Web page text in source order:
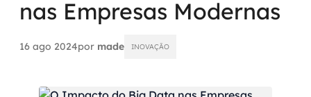
Aplicar IA com impacto real
AI / Machine Learning
Projetos
nas Empresas Modernas
16 ago 2024por made INOVAÇÃO